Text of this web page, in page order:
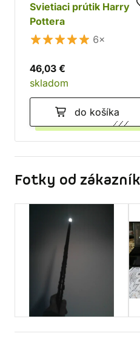
Svietiaci prútik
Pottera
6×
46,03 €
skladom
do košíka
Fotky od